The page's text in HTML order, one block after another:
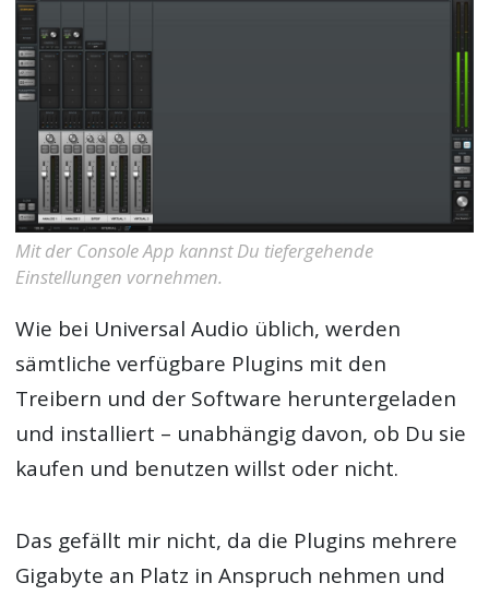
Mit der Console App kannst Du tiefergehende
Einstellungen vornehmen.
Wie bei Universal Audio üblich, werden
sämtliche verfügbare Plugins mit den
Treibern und der Software heruntergeladen
und installiert – unabhängig davon, ob Du sie
kaufen und benutzen willst oder nicht.
Das gefällt mir nicht, da die Plugins mehrere
Gigabyte an Platz in Anspruch nehmen und